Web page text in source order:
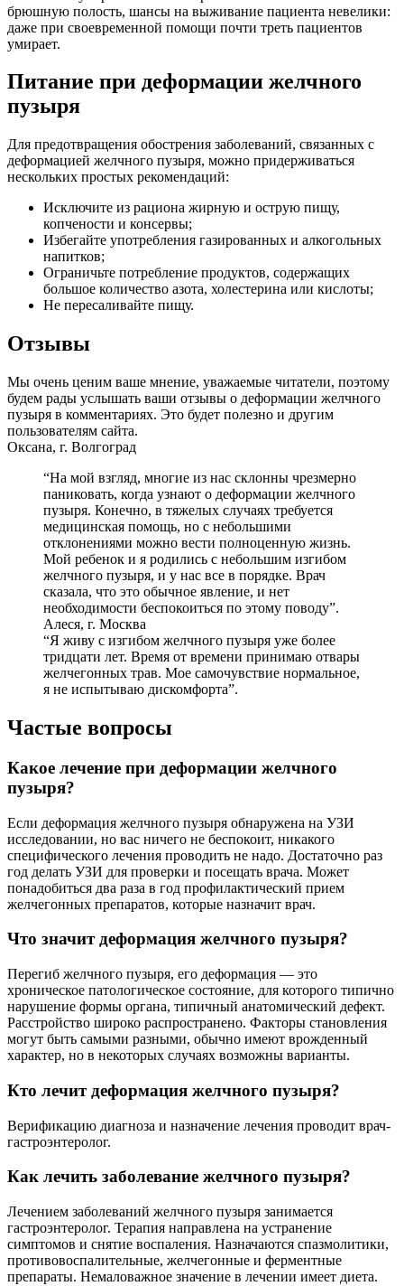
брюшную полость, шансы на выживание пациента невелики:
даже при своевременной помощи почти треть пациентов
умирает.
Питание при деформации желчного
пузыря
Для предотвращения обострения заболеваний, связанных с
деформацией желчного пузыря, можно придерживаться
нескольких простых рекомендаций:
Исключите из рациона жирную и острую пищу,
копчености и консервы;
Избегайте употребления газированных и алкогольных
напитков;
Ограничьте потребление продуктов, содержащих
большое количество азота, холестерина или кислоты;
Не пересаливайте пищу.
Отзывы
Мы очень ценим ваше мнение, уважаемые читатели, поэтому
будем рады услышать ваши отзывы о деформации желчного
пузыря в комментариях. Это будет полезно и другим
пользователям сайта.
Оксана, г. Волгоград
“На мой взгляд, многие из нас склонны чрезмерно
паниковать, когда узнают о деформации желчного
пузыря. Конечно, в тяжелых случаях требуется
медицинская помощь, но с небольшими
отклонениями можно вести полноценную жизнь.
Мой ребенок и я родились с небольшим изгибом
желчного пузыря, и у нас все в порядке. Врач
сказала, что это обычное явление, и нет
необходимости беспокоиться по этому поводу”.
Алеся, г. Москва
“Я живу с изгибом желчного пузыря уже более
тридцати лет. Время от времени принимаю отвары
желчегонных трав. Мое самочувствие нормальное,
я не испытываю дискомфорта”.
Частые вопросы
Какое лечение при деформации желчного
пузыря?
Если деформация желчного пузыря обнаружена на УЗИ
исследовании, но вас ничего не беспокоит, никакого
специфического лечения проводить не надо. Достаточно раз
год делать УЗИ для проверки и посещать врача. Может
понадобиться два раза в год профилактический прием
желчегонных препаратов, которые назначит врач.
Что значит деформация желчного пузыря?
Перегиб желчного пузыря, его деформация — это
хроническое патологическое состояние, для которого типично
нарушение формы органа, типичный анатомический дефект.
Расстройство широко распространено. Факторы становления
могут быть самыми разными, обычно имеют врожденный
характер, но в некоторых случаях возможны варианты.
Кто лечит деформация желчного пузыря?
Верификацию диагноза и назначение лечения проводит врач-
гастроэнтеролог.
Как лечить заболевание желчного пузыря?
Лечением заболеваний желчного пузыря занимается
гастроэнтеролог. Терапия направлена на устранение
симптомов и снятие воспаления. Назначаются спазмолитики,
противовоспалительные, желчегонные и ферментные
препараты. Немаловажное значение в лечении имеет диета.